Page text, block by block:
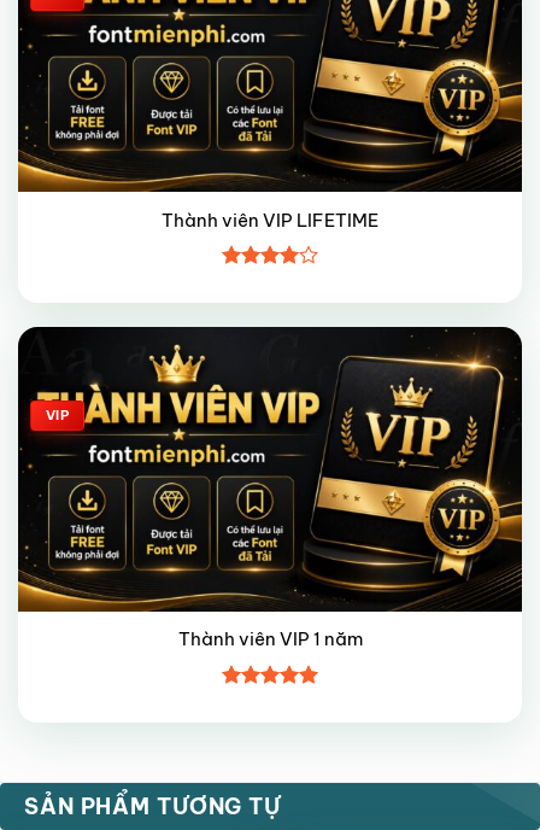
Thành viên VIP LIFETIME
xếp hạng
45 sao
Giảm giá!
VIP
Thành viên VIP 1 năm
hạng55
SẢN PHẨM TƯƠNG TỰ
VIP